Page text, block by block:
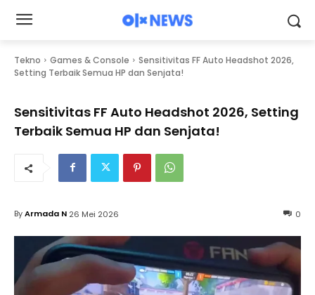
Tekno Games & Console
Sensitivitas FF Auto Headshot 2026,
Setting Terbaik Semua HP dan Senjata!
Sensitivitas FF Auto Headshot 2026, Setting
Terbaik Semua HP dan Senjata!
0
ByArmada N 26 Mei 2026